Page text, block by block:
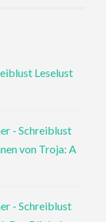
Leselust
- Schreiblust
von Troja: A
- Schreiblust